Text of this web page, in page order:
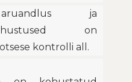
ja
on
kontrolli all.